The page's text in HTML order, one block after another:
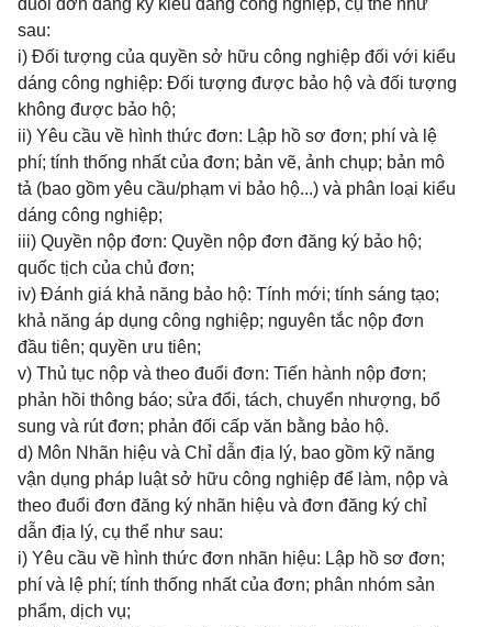
đuổi đơn đăng ký kiểu dáng công nghiệp, cụ thể như
sau:
i) Đối tượng của quyền sở hữu công nghiệp đối với kiểu
dáng công nghiệp: Đối tượng được bảo hộ và đối tượng
không được bảo hộ;
ii) Yêu cầu về hình thức đơn: Lập hồ sơ đơn; phí và lệ
phí; tính thống nhất của đơn; bản vẽ, ảnh chụp; bản mô
tả (bao gồm yêu cầu/phạm vi bảo hộ...) và phân loại kiểu
dáng công nghiệp;
iii) Quyền nộp đơn: Quyền nộp đơn đăng ký bảo hộ;
quốc tịch của chủ đơn;
iv) Đánh giá khả năng bảo hộ: Tính mới; tính sáng tạo;
khả năng áp dụng công nghiệp; nguyên tắc nộp đơn
đầu tiên; quyền ưu tiên;
v) Thủ tục nộp và theo đuổi đơn: Tiến hành nộp đơn;
phản hồi thông báo; sửa đổi, tách, chuyển nhượng, bổ
sung và rút đơn; phản đối cấp văn bằng bảo hộ.
d) Môn Nhãn hiệu và Chỉ dẫn địa lý, bao gồm kỹ năng
vận dụng pháp luật sở hữu công nghiệp để làm, nộp và
theo đuổi đơn đăng ký nhãn hiệu và đơn đăng ký chỉ
dẫn địa lý, cụ thể như sau:
i) Yêu cầu về hình thức đơn nhãn hiệu: Lập hồ sơ đơn;
phí và lệ phí; tính thống nhất của đơn; phân nhóm sản
phẩm, dịch vụ;